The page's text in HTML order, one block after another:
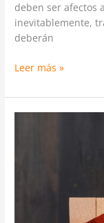
deben ser afectos
inevitablemente,
deberán
Leer más »
los